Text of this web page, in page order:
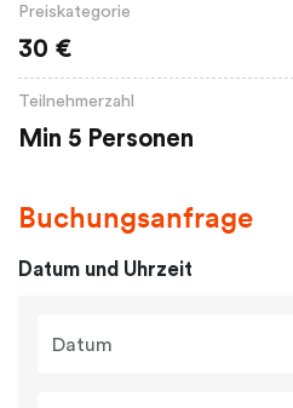
Preiskategorie
30 €
Teilnehmerzahl
Min 5 Personen
Buchungsanfrage
Datum und Uhrzeit
Datum